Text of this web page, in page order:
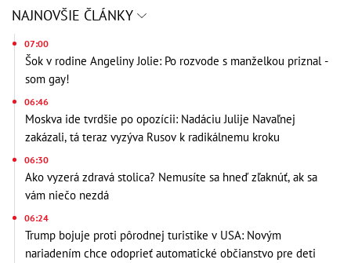
NAJNOVŠIE ČLÁNKY
07:00
Šok v rodine Angeliny Jolie: Po rozvode s manželkou priznal -
som gay!
06:46
Moskva ide tvrdšie po opozícii: Nadáciu Julije Navaľnej
zakázali, tá teraz vyzýva Rusov k radikálnemu kroku
06:30
Ako vyzerá zdravá stolica? Nemusíte sa hneď zľaknúť, ak sa
vám niečo nezdá
06:24
Trump bojuje proti pôrodnej turistike v USA: Novým
nariadením chce odoprieť automatické občianstvo pre deti